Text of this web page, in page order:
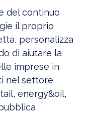
del continuo
il proprio
personalizza
di aiutare la
imprese in
nel settore
energy&oil,